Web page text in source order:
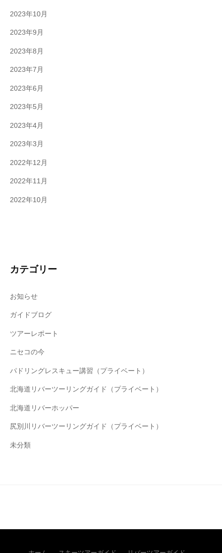
2023年10月
2023年9月
2023年8月
2023年7月
2023年6月
2023年5月
2023年4月
2023年3月
2022年12月
2022年11月
2022年10月
カテゴリー
お知らせ
ガイドブログ
ツアーレポート
ニセコの今
パドリングレスキュー講習（プライベート）
北海道リバーツーリングガイド（プライベート）
北海道リバーホッパー
尻別川リバーツーリングガイド（プライベート）
未分類